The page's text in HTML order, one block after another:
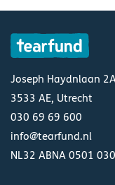
Joseph Haydnlaan
3533 AE, Utrecht
030 69 69 600
info@tearfund.nl
NL32 ABNA 0501